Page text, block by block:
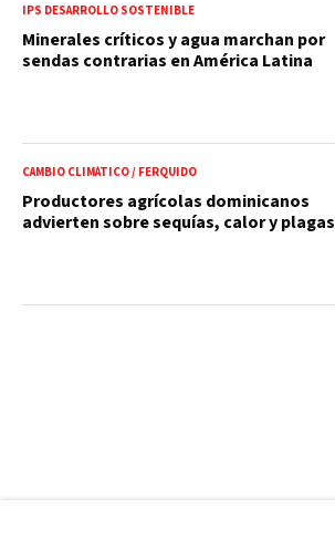
IPS DESARROLLO SOSTENIBLE
Minerales críticos y agua marchan por
sendas contrarias en América Latina
CAMBIO CLIMÁTICO / FERQUIDO
Productores agrícolas dominicanos
advierten sobre sequías, calor y plagas